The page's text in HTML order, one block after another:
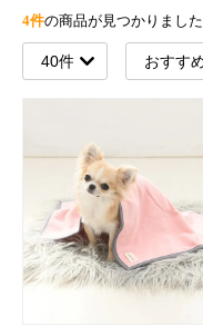
4件の商品が見つかりました